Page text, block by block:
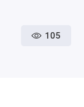
105